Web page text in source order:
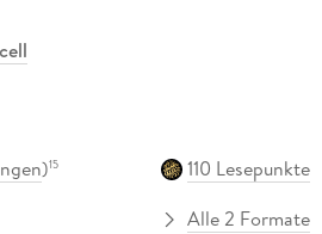
)15
110 Lesepunkte
Alle 2 Formate